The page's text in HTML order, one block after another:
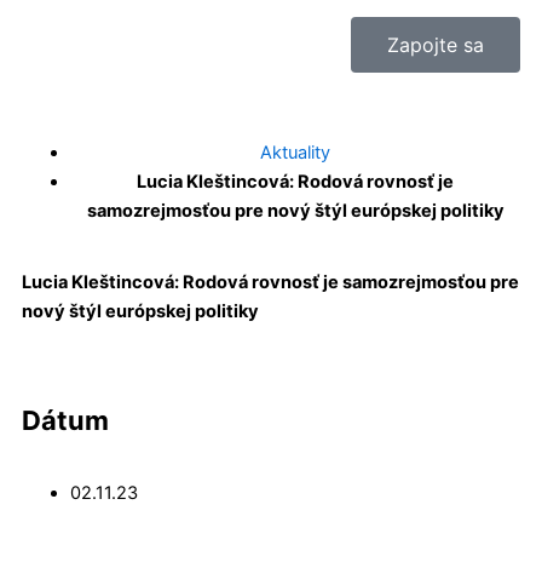
Zapojte sa
Aktuality
Lucia Kleštincová: Rodová rovnosť je
samozrejmosťou pre nový štýl európskej politiky
Lucia Kleštincová: Rodová rovnosť je samozrejmosťou pre
nový štýl európskej politiky
Dátum
02.11.23